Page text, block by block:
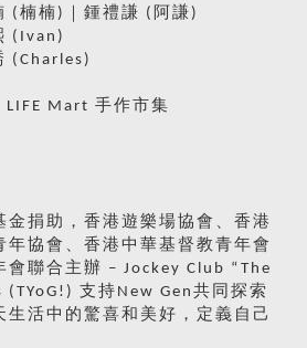
(楠楠)｜鍾禮謙 (阿謙)
(Ivan)
(Charles)
Mart 手作市集
金捐助，香港遊樂場協會、香港
年協會、香港中華基督教青年會
會聯合主辦 – Jockey Club “The
(TYoG!) 支持New Gen共同探索
生活中的驚喜和美好，定義自己